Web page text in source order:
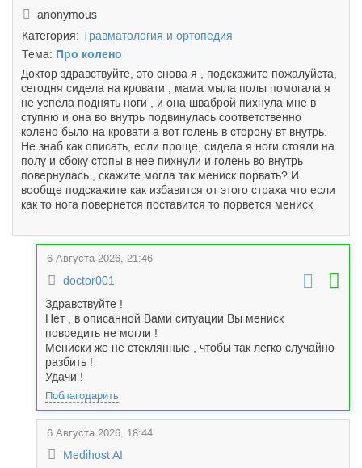
anonymous
Категория: Травматология и ортопедия
Тема: Про колено
Доктор здравствуйте, это снова я , подскажите пожалуйста,
сегодня сидела на кровати , мама мыла полы помогала я
не успела поднять ноги , и она шваброй пихнула мне в
ступню и она во внутрь подвинулась соответственно
колено было на кровати а вот голень в сторону вт внутрь.
Не знаб как описать, если проще, сидела я ноги стояли на
полу и сбоку стопы в нее пихнули и голень во внутрь
повернулась , скажите могла так мениск порвать? И
вообще подскажите как избавится от этого страха что если
как то нога повернется поставится то порвется мениск
6 Августа 2026, 21:46
doctor001
Здравствуйте !
Нет , в описанной Вами ситуации Вы мениск
повредить не могли !
Мениски же не стеклянные , чтобы так легко случайно
разбить !
Удачи !
Поблагодарить
6 Августа 2026, 18:44
Medihost AI